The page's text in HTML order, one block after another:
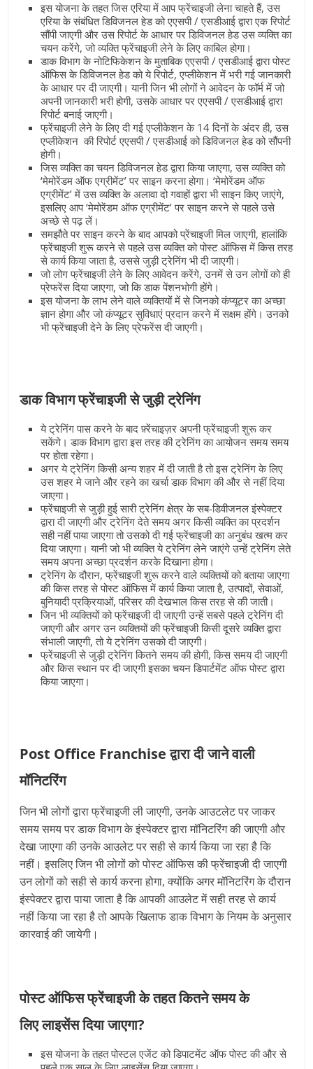
इस योजना के तहत जिस एरिया में आप फ्रेंचाइजी लेना चाहते हैं, उस
एरिया के संबंधित डिविजनल हेड को एएसपी / एसडीआई द्वारा एक रिपोर्ट
सौंपी जाएगी और उस रिपोर्ट के आधार पर डिविजनल हेड उस व्यक्ति का
चयन करेंगे, जो व्यक्ति फ्रेंचाइजी लेने के लिए काबिल होगा।
डाक विभाग के नोटिफिकेशन के मुताबिक एएसपी / एसडीआई द्वारा पोस्ट
ऑफिस के डिविजनल हेड को ये रिपोर्ट, एप्लीकेशन में भरी गई जानकारी
के आधार पर दी जाएगी। यानी जिन भी लोगों ने आवेदन के फॉर्म में जो
अपनी जानकारी भरी होगी, उसके आधार पर एएसपी / एसडीआई द्वारा
रिपोर्ट बनाई जाएगी।
फ्रेंचाइजी लेने के लिए दी गई एप्लीकेशन के 14 दिनों के अंदर ही, उस
एप्लीकेशन की रिपोर्ट एएसपी / एसडीआई को डिविजनल हेड को सौंपनी
होगी।
जिस व्यक्ति का चयन डिविजनल हेड द्वारा किया जाएगा, उस व्यक्ति को
‘मेमोरेंडम ऑफ एग्रीमेंट’ पर साइन करना होगा। ‘मेमोरेंडम ऑफ
एग्रीमेंट’ में उस व्यक्ति के अलावा दो गवाहों द्वारा भी साइन किए जाएंगे,
इसलिए आप ‘मेमोरेंडम ऑफ एग्रीमेंट’ पर साइन करने से पहले उसे
अच्छे से पढ़ लें।
समझौते पर साइन करने के बाद आपको प्रेंचाइजी मिल जाएगी, हालांकि
फ्रेंचाइजी शुरू करने से पहले उस व्यक्ति को पोस्ट ऑफिस में किस तरह
से कार्य किया जाता है, उससे जुड़ी ट्रेनिंग भी दी जाएगी।
जो लोग फ्रेंचाइजी लेने के लिए आवेदन करेंगे, उनमें से उन लोगों को ही
प्रेफरेंस दिया जाएगा, जो कि डाक पेंशनभोगी होंगे।
इस योजना के लाभ लेने वाले व्यक्तियों में से जिनको कंप्यूटर का अच्छा
ज्ञान होगा और जो कंप्यूटर सुविधाएं प्रदान करने में सक्षम होंगे। उनको
भी फ्रेंचाइजी देने के लिए प्रेफरेंस दी जाएगी।
डाक विभाग फ्रेंचाइजी से जुड़ी ट्रेनिंग
ये ट्रेनिंग पास करने के बाद फ़्रेंचाइज़र अपनी फ्रेंचाइजी शुरू कर
सकेंगे। डाक विभाग द्वारा इस तरह की ट्रेनिंग का आयोजन समय समय
पर होता रहेगा।
अगर ये ट्रेनिंग किसी अन्य शहर में दी जाती है तो इस ट्रेनिंग के लिए
उस शहर मे जाने और रहने का खर्चा डाक विभाग की और से नहीं दिया
जाएगा।
फ्रेंचाइजी से जुड़ी हुई सारी ट्रेनिंग क्षेत्र के सब-डिवीजनल इंस्पेक्टर
द्वारा दी जाएगी और ट्रेनिंग देते समय अगर किसी व्यक्ति का प्रदर्शन
सही नहीं पाया जाएगा तो उसको दी गई फ्रेंचाइजी का अनुबंध खत्म कर
दिया जाएगा। यानी जो भी व्यक्ति ये ट्रेनिंग लेने जाएंगे उन्हें ट्रेनिंग लेते
समय अपना अच्छा प्रदर्शन करके दिखाना होगा।
ट्रेनिंग के दौरान, फ्रेंचाइजी शुरू करने वाले व्यक्तियों को बताया जाएगा
की किस तरह से पोस्ट ऑफिस में कार्य किया जाता है, उत्पादों, सेवाओं,
बुनियादी प्रक्रियाओं, परिसर की देखभाल किस तरह से की जाती।
जिन भी व्यक्तियों को फ्रेंचाइजी दी जाएगी उन्हें सबसे पहले ट्रेनिंग दी
जाएगी और अगर उन व्यक्तियों की फ्रेंचाइजी किसी दूसरे व्यक्ति द्वारा
संभाली जाएगी, तो ये ट्रेनिंग उसको दी जाएगी।
फ्रेंचाइजी से जुड़ी ट्रेनिंग कितने समय की होगी, किस समय दी जाएगी
और किस स्थान पर दी जाएगी इसका चयन डिपार्टमेंट ऑफ पोस्ट द्वारा
किया जाएगा।
Post Office Franchise द्वारा दी जाने वाली
मॉनिटरिंग
जिन भी लोगों द्वारा फ्रेंचाइजी ली जाएगी, उनके आउटलेट पर जाकर
समय समय पर डाक विभाग के इंस्पेक्टर द्वारा मॉनिटरिंग की जाएगी और
देखा जाएगा की उनके आउलेट पर सही से कार्य किया जा रहा है कि
नहीं। इसलिए जिन भी लोगों को पोस्ट ऑफिस की फ्रेंचाइजी दी जाएगी
उन लोगों को सही से कार्य करना होगा, क्योंकि अगर मॉनिटरिंग के दौरान
इंस्पेक्टर द्वारा पाया जाता है कि आपकी आउलेट में सही तरह से कार्य
नहीं किया जा रहा है तो आपके खिलाफ डाक विभाग के नियम के अनुसार
कारवाई की जायेगी।
पोस्ट ऑफिस फ्रेंचाइजी के तहतकितने समय के
लिएलाइसेंसदिया जाएगा?
इस योजना के तहत पोस्टल एजेंट को डिपाटमेंट ऑफ पोस्ट की और से